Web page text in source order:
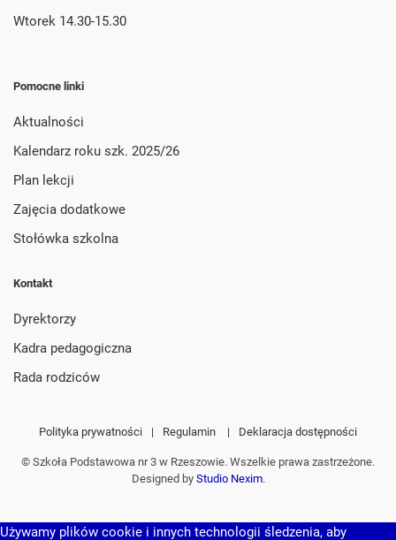
Wtorek 14.30-15.30
Pomocne linki
Aktualności
Kalendarz roku szk. 2025/26
Plan lekcji
Zajęcia dodatkowe
Stołówka szkolna
Kontakt
Dyrektorzy
Kadra pedagogiczna
Rada rodziców
Polityka prywatności | Regulamin | Deklaracja dostępności
© Szkoła Podstawowa nr 3 w Rzeszowie. Wszelkie prawa zastrzeżone.
Designed by Studio Nexim.
Używamy plików cookie i innych technologii śledzenia, aby